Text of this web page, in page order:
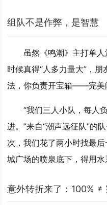
组队不是作弊，是智慧
虽然《鸣潮》主打单
时候真得“人多力量大”，
法，你负责开宝箱——完美
“我们三人小队，每人
进。”来自“潮声远征队”的
次，我们花了两小时找最
城广场的喷泉底下，得用
意外转折来了：100% ≠